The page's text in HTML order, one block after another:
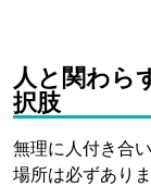
人と関わら
択肢
無理に人付き合
場所は必ずありま